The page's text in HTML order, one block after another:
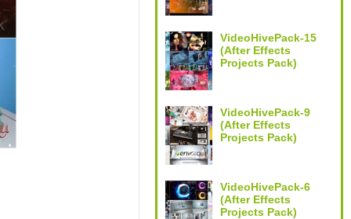
VideoHivePack-15
(After Effects
Projects Pack)
VideoHivePack-9
(After Effects
Projects Pack)
VideoHivePack-6
(After Effects
Projects Pack)